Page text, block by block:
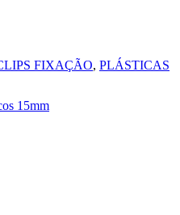
FIXAÇÃO, PLÁSTICAS
15mm